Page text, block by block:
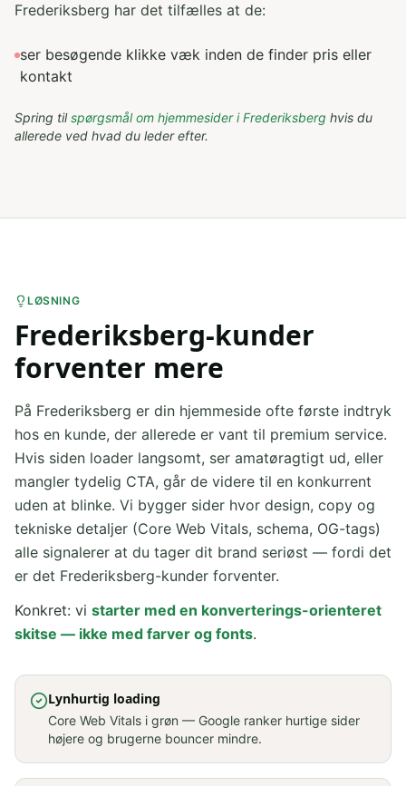
Frederiksberg har det tilfælles at de:
ser besøgende klikke væk inden de finder pris eller
kontakt
Spring tilspørgsmål om hjemmesideriFrederiksberg hvis du
allerede ved hvad du leder efter.
LØSNING
Frederiksberg-kunder
forventer mere
På Frederiksberg er din hjemmeside ofte første indtryk
hos en kunde, der allerede er vant til premium service.
Hvis siden loader langsomt, ser amatøragtigt ud, eller
mangler tydelig CTA, går de videre til en konkurrent
uden at blinke. Vi bygger sider hvor design, copy og
tekniske detaljer (Core Web Vitals, schema, OG-tags)
alle signalerer at du tager dit brand seriøst — fordi det
er det Frederiksberg-kunder forventer.
Konkret: vi starter med en konverterings-orienteret
skitse — ikke med farver og fonts.
Lynhurtig loading
Core Web Vitals i grøn — Google ranker hurtige sider
højere og brugerne bouncer mindre.